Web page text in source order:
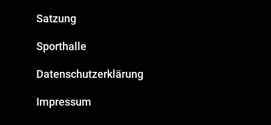
Satzung
Sporthalle
Datenschutzerklärung
Impressum